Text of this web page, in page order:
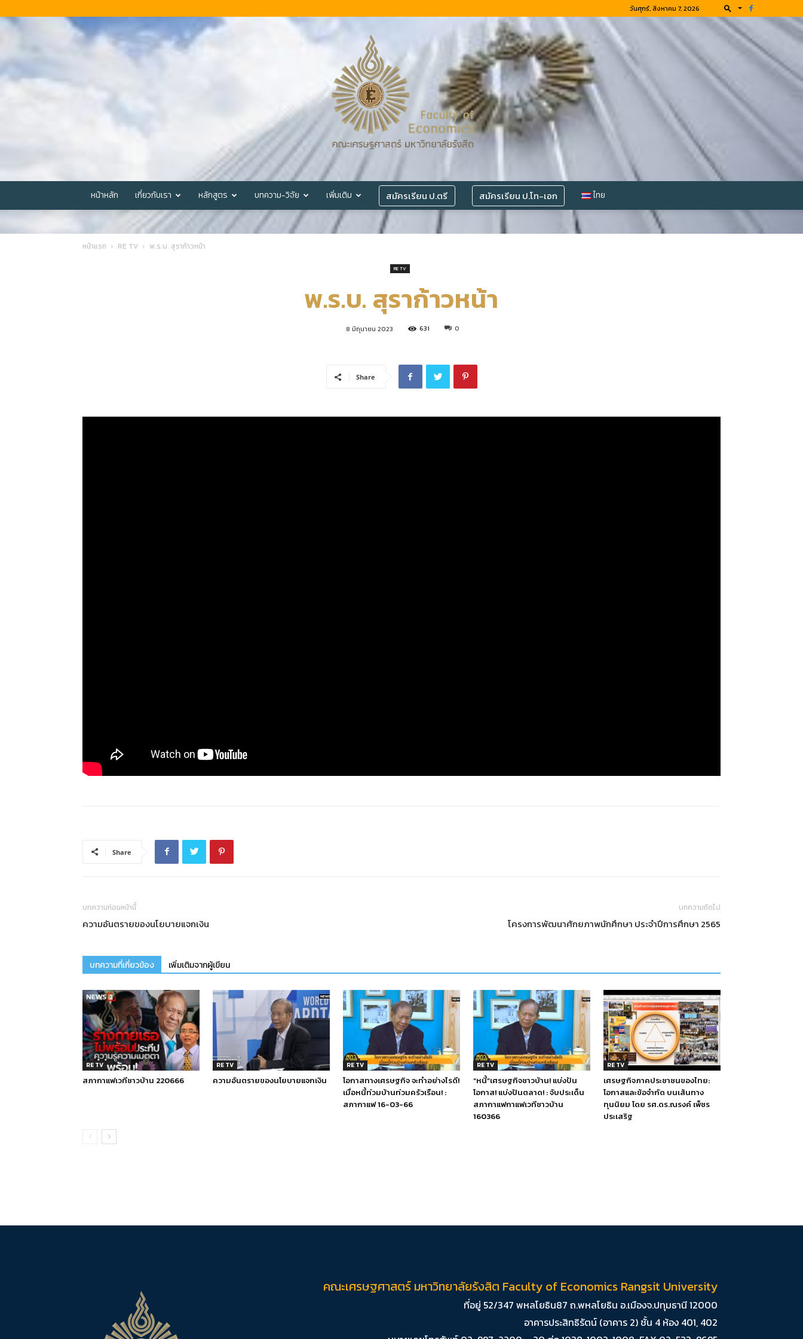
วันศุกร์, สิงหาคม 7, 2026
คณะ
เศรษฐศาสตร์
หน้าหลัก เกี่ยวกับเรา หลักสูตร บทความ-วิจัย เพิ่มเติม สมัครเรียน ป.ตรี สมัครเรียน ป.โท-เอก ไทย
หน้าแรก RE TV พ.ร.บ. สุราก้าวหน้า
RE TV
พ.ร.บ. สุราก้าวหน้า
8 มิถุนายน 2023 631 0
Share
Share
บทความก่อนหน้านี้
ความอันตรายของนโยบายแจกเงิน
บทความถัดไป
โครงการพัฒนาศักยภาพนักศึกษา ประจำปีการศึกษา 2565
บทความที่เกี่ยวข้อง เพิ่มเติมจากผู้เขียน
RE TV
สภากาแฟเวทีชาวบ้าน 220666
RE TV
ความอันตรายของนโยบายแจกเงิน
RE TV
โอกาสทางเศรษฐกิจ จะทำอย่างไรดี!
เมื่อหนี้ท่วมบ้านท่วมครัวเรือน! :
สภากาแฟ 16-03-66
RE TV
“หนี้”เศรษฐกิจชาวบ้าน! แบ่งปัน
โอกาส! แบ่งปันตลาด! : จับประเด็น
สภากาแฟกาแฟเวทีชาวบ้าน
160366
RE TV
เศรษฐกิจภาคประชาชนของไทย:
โอกาสและข้อจำกัด บนเส้นทาง
ทุนนิยม โดย รศ.ดร.ณรงค์ เพ็ชร
ประเสริฐ
คณะเศรษฐศาสตร์ มหาวิทยาลัยรังสิต Faculty of Economics Rangsit University
ที่อยู่ 52/347 พหลโยธิน87 ถ.พหลโยธิน อ.เมืองจ.ปทุมธานี 12000
อาคารประสิทธิรัตน์ (อาคาร 2) ชั้น 4 ห้อง 401, 402